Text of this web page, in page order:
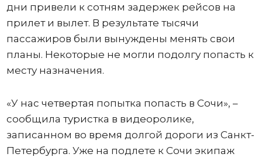
дни привели к сотням задержек рейсов на
прилет и вылет. В результате тысячи
пассажиров были вынуждены менять свои
планы. Некоторые не могли подолгу попасть к
месту назначения.
«У нас четвертая попытка попасть в Сочи», –
сообщила туристка в видеоролике,
записанном во время долгой дороги из Санкт-
Петербурга. Уже на подлете к Сочи экипаж